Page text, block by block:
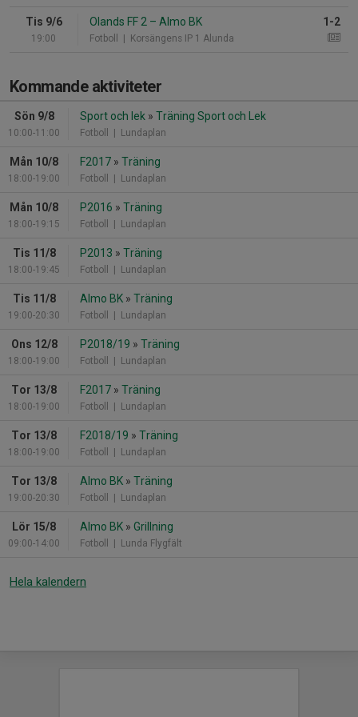
Tis 9/6
19:00
Olands FF 2 – Almo BK
Fotboll | Korsängens IP 1 Alunda
1-2
Kommande aktiviteter
Sön 9/8
10:00-11:00
Sport och lek » Träning Sport och Lek
Fotboll | Lundaplan
Mån 10/8
18:00-19:00
F2017 » Träning
Fotboll | Lundaplan
Mån 10/8
18:00-19:15
P2016 » Träning
Fotboll | Lundaplan
Tis 11/8
18:00-19:45
P2013 » Träning
Fotboll | Lundaplan
Tis 11/8
19:00-20:30
Almo BK » Träning
Fotboll | Lundaplan
Ons 12/8
18:00-19:00
P2018/19 » Träning
Fotboll | Lundaplan
Tor 13/8
18:00-19:00
F2017 » Träning
Fotboll | Lundaplan
Tor 13/8
18:00-19:00
F2018/19 » Träning
Fotboll | Lundaplan
Tor 13/8
19:00-20:30
Almo BK » Träning
Fotboll | Lundaplan
Lör 15/8
09:00-14:00
Almo BK » Grillning
Fotboll | Lunda Flygfält
Hela kalendern